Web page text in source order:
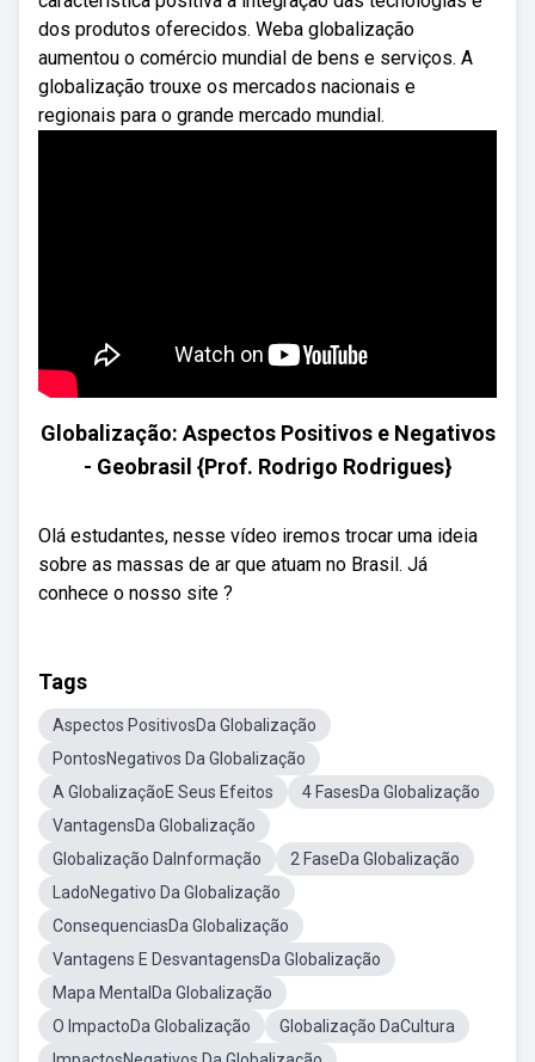
dos produtos oferecidos. Weba globalização
aumentou o comércio mundial de bens e serviços. A
globalização trouxe os mercados nacionais e
regionais para o grande mercado mundial.
Globalização: Aspectos Positivos e Negativos
- Geobrasil {Prof. Rodrigo Rodrigues}
Olá estudantes, nesse vídeo iremos trocar uma ideia
sobre as massas de ar que atuam no Brasil. Já
conhece o nosso site ?
Tags
Aspectos PositivosDa Globalização
PontosNegativos Da Globalização
A GlobalizaçãoE Seus Efeitos
4 FasesDa Globalização
VantagensDa Globalização
Globalização DaInformação
2 FaseDa Globalização
LadoNegativo Da Globalização
ConsequenciasDa Globalização
Vantagens E DesvantagensDa Globalização
Mapa MentalDa Globalização
O ImpactoDa Globalização
Globalização DaCultura